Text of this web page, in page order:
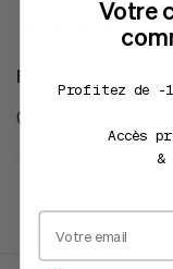
Ravy S.
02/02/23
Votre
Profitez de -
Accès
&